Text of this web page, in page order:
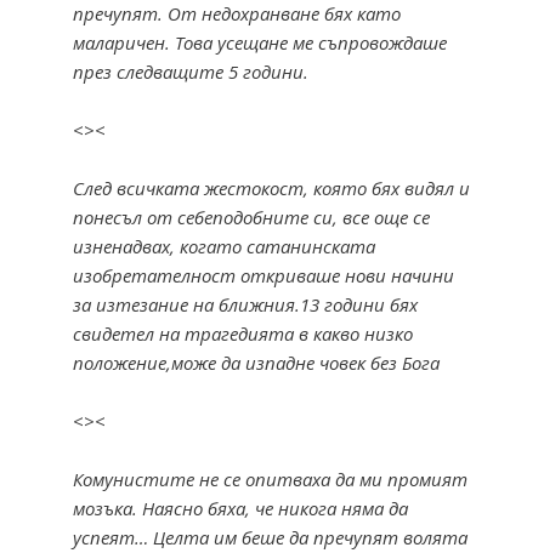
пречупят. От недохранване бях като
маларичен. Това усещане ме съпровождаше
през следващите 5 години.
<><
След всичката жестокост, която бях видял и
понесъл от себеподобните си, все още се
изненадвах, когато сатанинската
изобретателност откриваше нови начини
за изтезание на ближния.13 години бях
свидетел на трагедията в какво низко
положение,може да изпадне човек без Бога
<><
Комунистите не се опитваха да ми промият
мозъка. Наясно бяха, че никога няма да
успеят… Целта им беше да пречупят волята